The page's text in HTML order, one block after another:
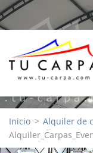
Inicio > Alquiler de